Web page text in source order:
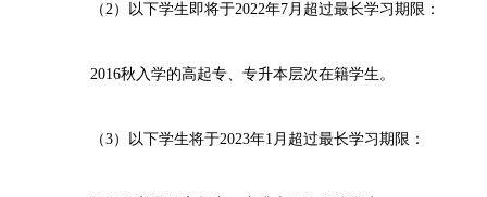
（2）以下学生即将于2022年7月超过最长学习期限：
2016秋入学的高起专、专升本层次在籍学生。
（3）以下学生将于2023年1月超过最长学习期限：